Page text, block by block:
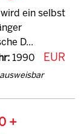
ein selbst
D...
1990
EUR
+